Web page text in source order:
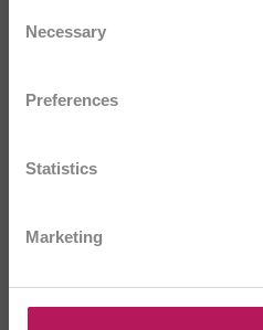
Selection
Necessary
Preferences
Statistics
Marketing